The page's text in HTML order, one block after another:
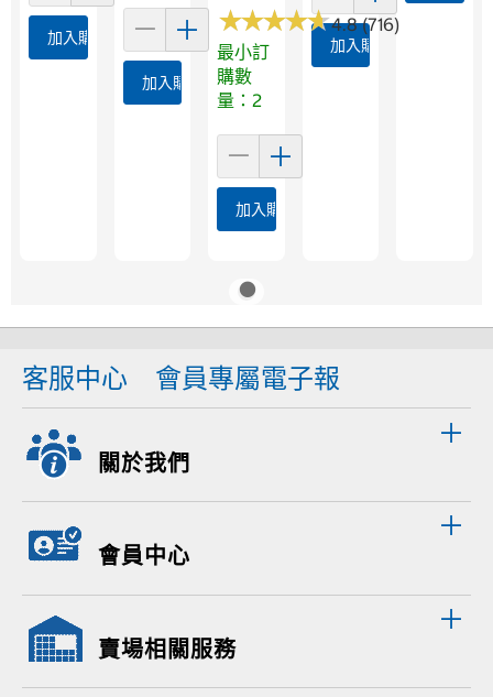
加入購物車
加入購物車
★★★★★
★★★★★4.8 (716)
最小訂
購數
量：2
加入購物車
加入購物車
客服中心 會員專屬電子報
關於我們
會員中心
賣場相關服務